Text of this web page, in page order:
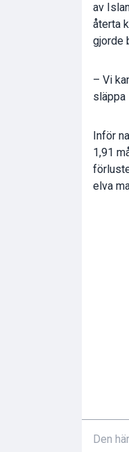
av
återta
gjorde
– Vi
släppa
Inför
1,91
elva
Den